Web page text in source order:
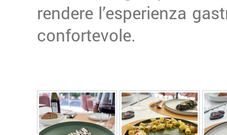
rendere l’esperienza
confortevole.